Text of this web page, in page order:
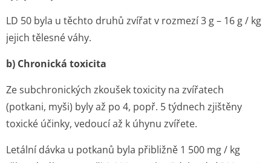
LD 50 byla u těchto druhů zvířat v rozmezí 3 g – 16 g / kg
jejich tělesné váhy.
b) Chronická toxicita
Ze subchronických zkoušek toxicity na zvířatech
(potkani, myši) byly až po 4, popř. 5 týdnech zjištěny
toxické účinky, vedoucí až k úhynu zvířete.
Letální dávka u potkanů byla přibližně 1 500 mg / kg